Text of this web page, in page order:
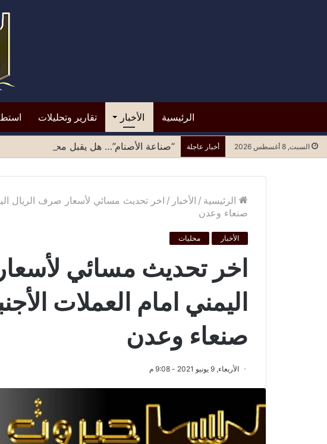
الرئيسية الأخبار تقارير وتحليلات
السبت, 8 أغسطس 2026 أخبار عاجلة “صناعة الأصنام”… هل يقبل محافظ أبين
الرئيسية / الأخبار / اخر تحديث مسائي لأسعار صرف الريال
صنعاء وعدن
الأخبار محليات
اخر تحديث مسائي
اليمني امام العملات
صنعاء وعدن
الأربعاء, 9 يونيو 2021 - 9:08 م